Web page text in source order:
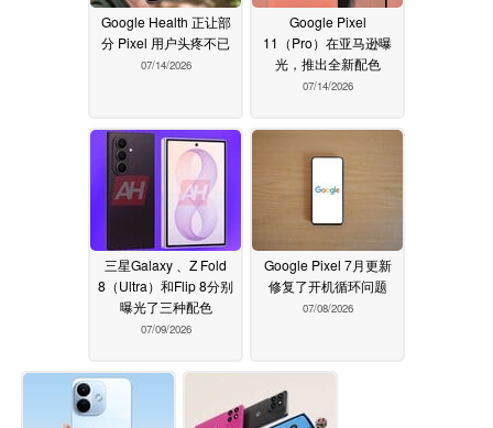
Google Health 正让部
分 Pixel 用户头疼不已
07/14/2026
Google Pixel
11（Pro）在亚马逊曝
光，推出全新配色
07/14/2026
三星Galaxy 、Z Fold
8（Ultra）和Flip 8分别
曝光了三种配色
07/09/2026
Google Pixel 7月更新
修复了开机循环问题
07/08/2026